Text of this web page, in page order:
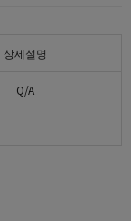
상세설명
Q/A